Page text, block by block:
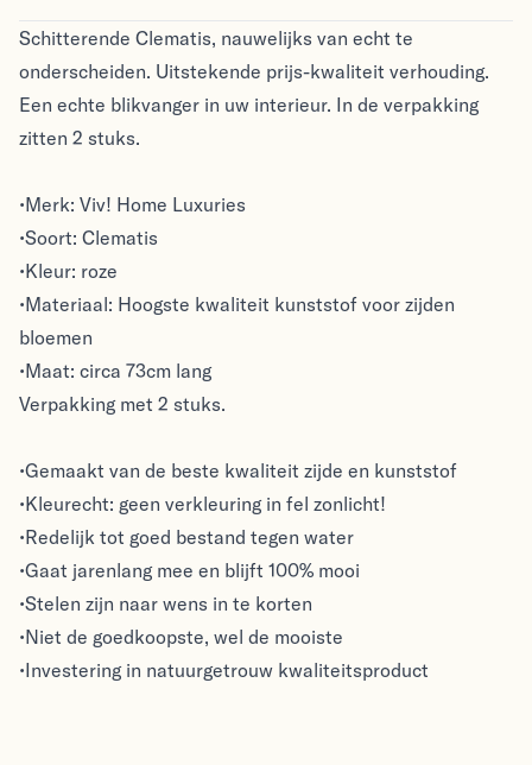
Schitterende Clematis, nauwelijks van echt te
onderscheiden. Uitstekende prijs-kwaliteit verhouding.
Een echte blikvanger in uw interieur. In de verpakking
zitten 2 stuks.
•Merk: Viv! Home Luxuries
•Soort: Clematis
•Kleur: roze
•Materiaal: Hoogste kwaliteit kunststof voor zijden
bloemen
•Maat: circa 73cm lang
Verpakking met 2 stuks.
•Gemaakt van de beste kwaliteit zijde en kunststof
•Kleurecht: geen verkleuring in fel zonlicht!
•Redelijk tot goed bestand tegen water
•Gaat jarenlang mee en blijft 100% mooi
•Stelen zijn naar wens in te korten
•Niet de goedkoopste, wel de mooiste
•Investering in natuurgetrouw kwaliteitsproduct